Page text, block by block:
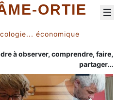
ORTIE
économique
à observer, comprendre, faire,
partager...
☰